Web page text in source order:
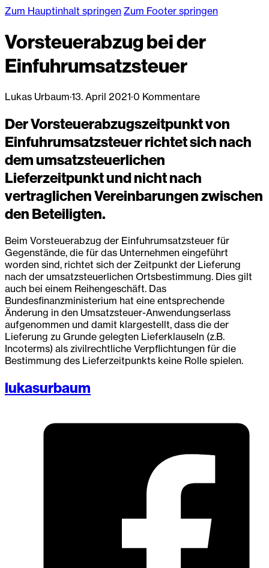
Zum Hauptinhalt springen Zum Footer springen
Vorsteuerabzug bei der
Einfuhrumsatzsteuer
Lukas Urbaum·13. April 2021·0 Kommentare
Der Vorsteuerabzugszeitpunkt von
Einfuhrumsatzsteuer richtet sich nach
dem umsatzsteuerlichen
Lieferzeitpunkt und nicht nach
vertraglichen Vereinbarungen zwischen
den Beteiligten.
Beim Vorsteuerabzug der Einfuhrumsatzsteuer für
Gegenstände, die für das Unternehmen eingeführt
worden sind, richtet sich der Zeitpunkt der Lieferung
nach der umsatzsteuerlichen Ortsbestimmung. Dies gilt
auch bei einem Reihengeschäft. Das
Bundesfinanzministerium hat eine entsprechende
Änderung in den Umsatzsteuer-Anwendungserlass
aufgenommen und damit klargestellt, dass die der
Lieferung zu Grunde gelegten Lieferklauseln (z.B.
Incoterms) als zivilrechtliche Verpflichtungen für die
Bestimmung des Lieferzeitpunkts keine Rolle spielen.
lukasurbaum